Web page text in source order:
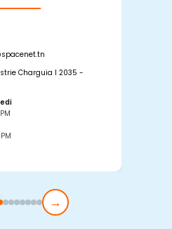
Charguia I 2035 -
→